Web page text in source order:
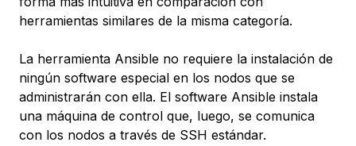
herramientas similares de la misma categoría.
La herramienta Ansible no requiere la instalación de
ningún software especial en los nodos que se
administrarán con ella. El software Ansible instala
una máquina de control que, luego, se comunica
con los nodos a través de SSH estándar.